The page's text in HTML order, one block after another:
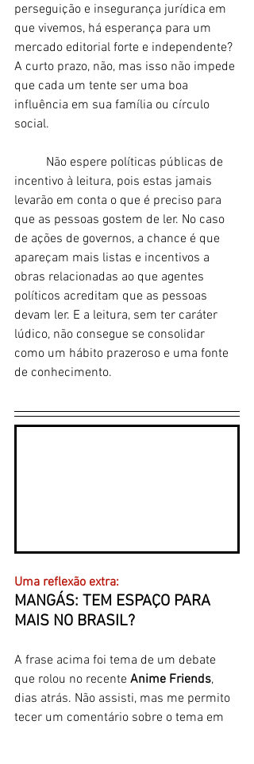
perseguição e insegurança jurídica em
que vivemos, há esperança para um
mercado editorial forte e independente?
A curto prazo, não, mas isso não impede
que cada um tente ser uma boa
influência em sua família ou círculo
social.
incentivo à leitura, pois estas jamais
levarão em conta o que é preciso para
que as pessoas gostem de ler. No caso
de ações de governos, a chance é que
apareçam mais listas e incentivos a
obras relacionadas ao que agentes
políticos acreditam que as pessoas
devam ler. E a leitura, sem ter caráter
lúdico, não consegue se consolidar
como um hábito prazeroso e uma fonte
de conhecimento.
Uma reflexão extra:
MANGÁS: TEM ESPAÇO PARA
MAIS NO BRASIL?
A frase acima foi tema de um debate
que rolou no recente Anime Friends,
dias atrás. Não assisti, mas me permito
tecer um comentário sobre o tema em